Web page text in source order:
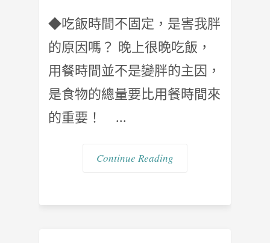
◆吃飯時間不固定，是害我胖
的原因嗎？ 晚上很晚吃飯，
用餐時間並不是變胖的主因，
是食物的總量要比用餐時間來
的重要！ ...
Continue Reading